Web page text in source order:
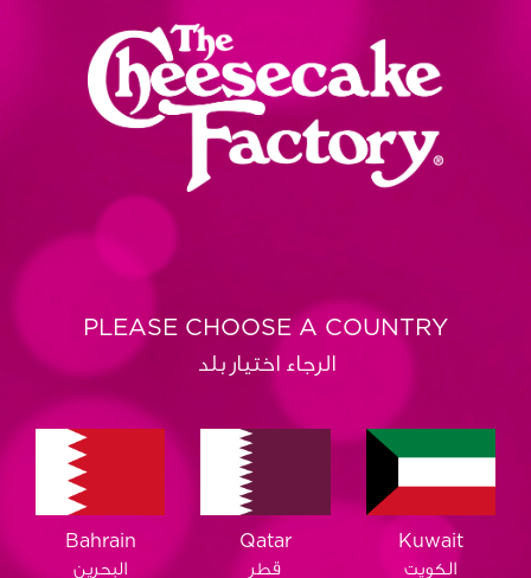
PLEASE CHOOSE A COUNTRY
الرجاء اختيار بلد
Bahrain
البحرين
Qatar
قطر
Kuwait
الكويت